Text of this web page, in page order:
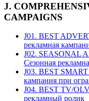
J.
CAMPAIGNS
J01. BEST
рекламная
J02. SEASONAL
Сезонная
J03. BEST
кампания при
J04. BEST TV/
рекламный ролик